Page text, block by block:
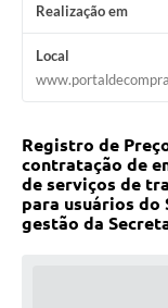
Realização em
Local
Registro de
contratação de
de serviços de
para usuários do
gestão da